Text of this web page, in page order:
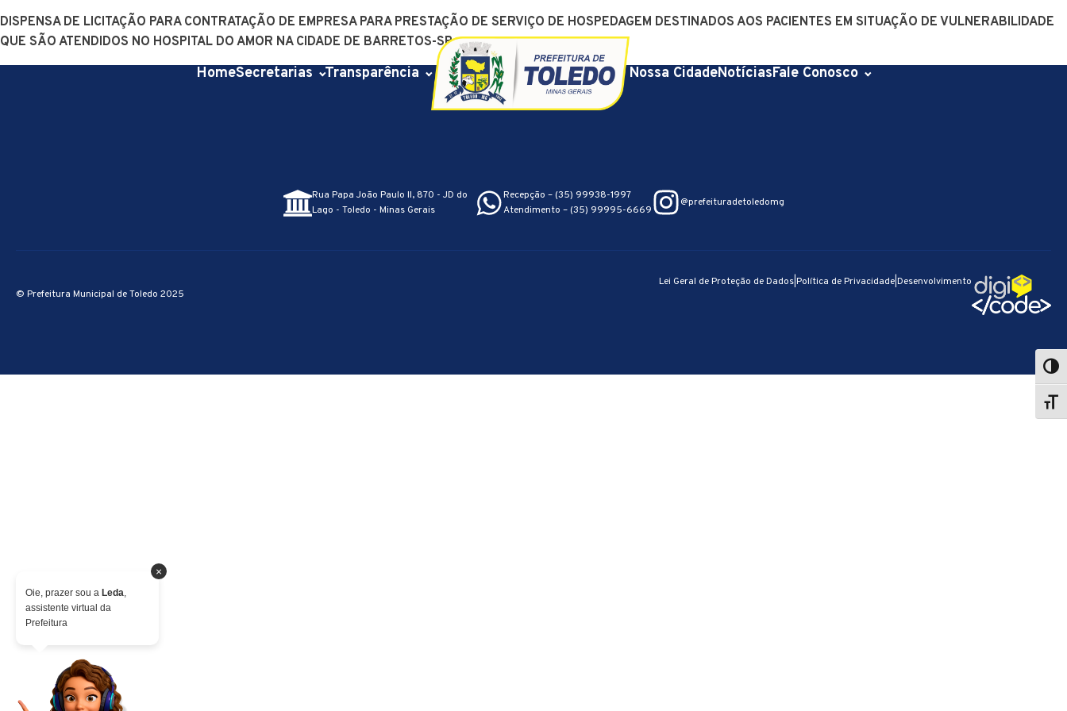
HomeSecretarias Transparência Nossa CidadeNotíciasFale Conosco
DISPENSA DE LICITAÇÃO PARA CONTRATAÇÃO DE EMPRESA PARA PRESTAÇÃO DE SERVIÇO DE HOSPEDAGEM DESTINADOS AOS PACIENTES EM SITUAÇÃO DE VULNERABILIDADE
QUE SÃO ATENDIDOS NO HOSPITAL DO AMOR NA CIDADE DE BARRETOS-SP.
Rua Papa João Paulo II, 870 - JD do
Lago - Toledo - Minas Gerais
Recepção – (35) 99938-1997
Atendimento – (35) 99995-6669
@prefeituradetoledomg
© Prefeitura Municipal de Toledo 2025
Lei Geral de Proteção de DadosPolítica de PrivacidadeDesenvolvimento
×
Oie, prazer sou a Leda,
assistente virtual da
Prefeitura